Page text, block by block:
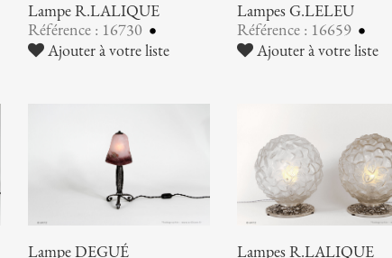
Lampe R.LALIQUE
Référence : 16730
Ajouter à votre liste
Lampes G.LELEU
Référence : 16659
Ajouter à votre liste
Lampe DEGUÉ
Lampes R.LALIQUE